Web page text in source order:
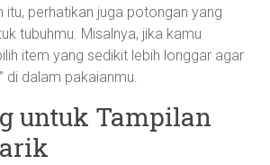
itu, perhatikan juga potongan yang
tubuhmu. Misalnya, jika kamu
item yang sedikit lebih longgar agar
di dalam pakaianmu.
untuk Tampilan